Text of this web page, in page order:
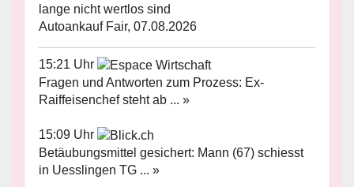
lange nicht wertlos sind
Autoankauf Fair, 07.08.2026
15:21 Uhr
Fragen und Antworten zum Prozess: Ex-
Raiffeisenchef steht ab ... »
15:09 Uhr
Betäubungsmittel gesichert: Mann (67) schiesst
in Uesslingen TG ... »